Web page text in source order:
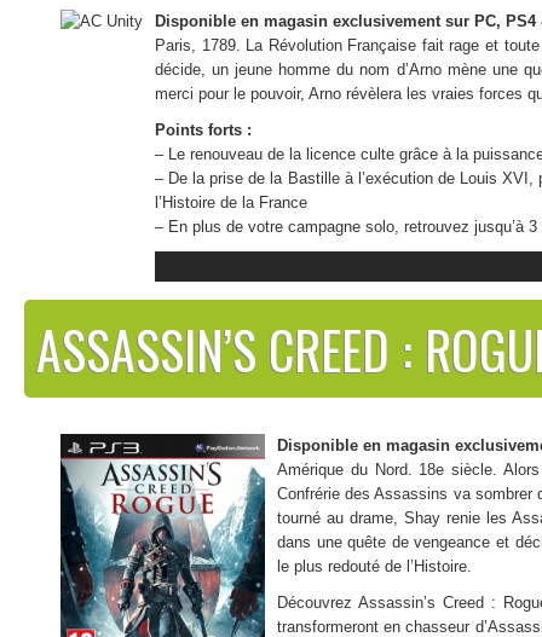
Disponible en magasin exclusivement sur PC, PS4
Paris, 1789. La Révolution Française fait rage et
décide, un jeune homme du nom d’Arno mène une
merci pour le pouvoir, Arno révèlera les vraies forces
Points forts :
– Le renouveau de la licence culte grâce à la
– De la prise de la Bastille à l’exécution de Louis
l’Histoire de la France
– En plus de votre campagne solo, retrouvez jusqu’à
ASSASSIN’S CREED :
Disponible en magasin
Amérique du Nord. 18e siècle.
Confrérie des Assassins va sombrer
tourné au drame, Shay renie les
dans une quête de vengeance et
le plus redouté de l’Histoire.
Découvrez Assassin’s Creed :
transformeront en chasseur